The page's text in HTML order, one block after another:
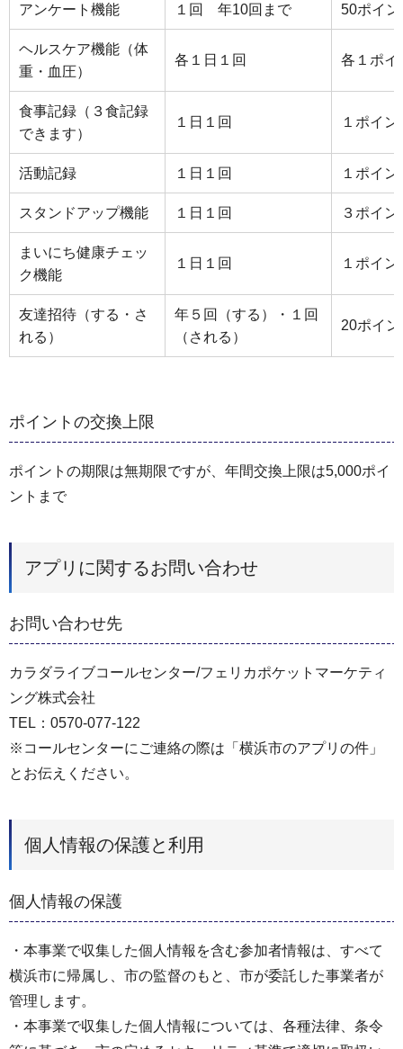
アンケート機能 １回 年10回まで 50ポイン
ヘルスケア機能（体
重・血圧）
各１日１回 各１ポイ
食事記録（３食記録
できます）
１日１回 １ポイン
活動記録 １日１回 １ポイン
スタンドアップ機能 １日１回 ３ポイン
まいにち健康チェッ
ク機能
１日１回 １ポイン
友達招待（する・さ
れる）
年５回（する）・１回
（される）
20ポイン
ポイントの交換上限
ポイントの期限は無期限ですが、年間交換上限は5,000ポイ
ントまで
アプリに関するお問い合わせ
お問い合わせ先
カラダライブコールセンター/フェリカポケットマーケティ
ング株式会社
TEL：0570-077-122
※コールセンターにご連絡の際は「横浜市のアプリの件」
とお伝えください。
個人情報の保護と利用
個人情報の保護
・本事業で収集した個人情報を含む参加者情報は、すべて
横浜市に帰属し、市の監督のもと、市が委託した事業者が
管理します。
・本事業で収集した個人情報については、各種法律、条令